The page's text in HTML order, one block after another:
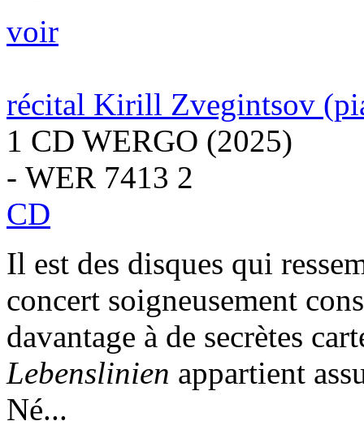
voir
récital Kirill Zvegintsov
1 CD WERGO (2025)
- WER 7413 2
CD
Il est des disques qui
concert soigneusement
davantage à de secrètes
Lebenslinien appartient
Né...